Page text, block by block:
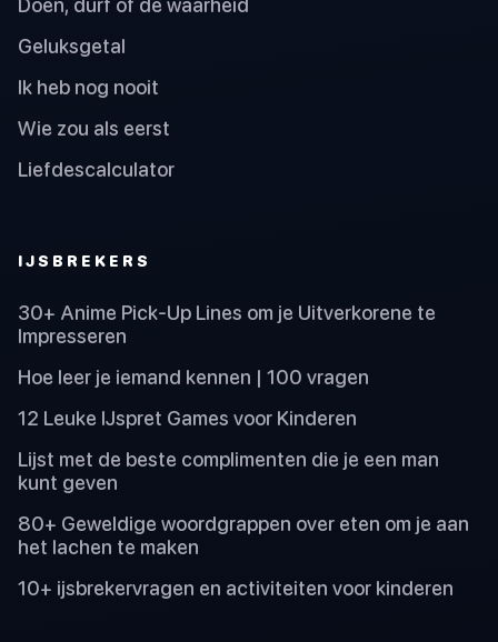
Doen, durf of de waarheid
Geluksgetal
Ik heb nog nooit
Wie zou als eerst
Liefdescalculator
IJSBREKERS
30+ Anime Pick-Up Lines om je Uitverkorene te
Impresseren
Hoe leer je iemand kennen | 100 vragen
12 Leuke IJspret Games voor Kinderen
Lijst met de beste complimenten die je een man
kunt geven
80+ Geweldige woordgrappen over eten om je aan
het lachen te maken
10+ ijsbrekervragen en activiteiten voor kinderen